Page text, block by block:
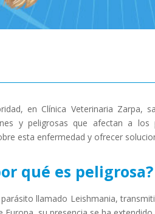
en Clínica Veterinaria
y peligrosas que afectan a los
esta enfermedad y ofrecer
qué es peligrosa?
llamado Leishmania,